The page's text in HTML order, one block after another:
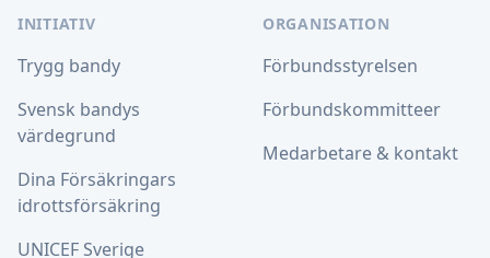
INITIATIV
Trygg bandy
Svensk bandys
värdegrund
Dina Försäkringars
idrottsförsäkring
UNICEF Sverige
ORGANISATION
Förbundsstyrelsen
Förbundskommitteer
Medarbetare & kontakt